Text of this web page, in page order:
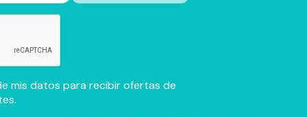
mis datos para recibir ofertas de